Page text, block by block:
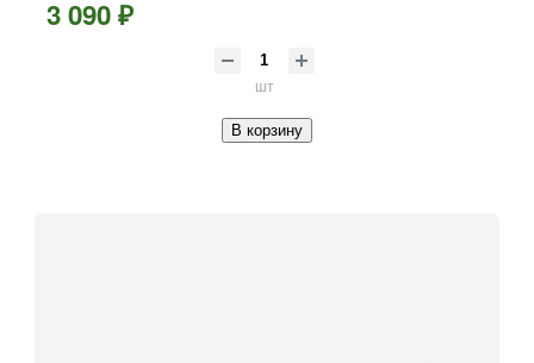
3 090 ₽
шт
В корзину